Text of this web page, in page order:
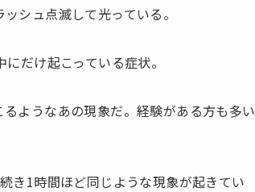
シュ点滅して光っている。
だけ起こっている症状。
ようなあの現象だ。経験がある方も多い
き1時間ほど同じような現象が起きてい